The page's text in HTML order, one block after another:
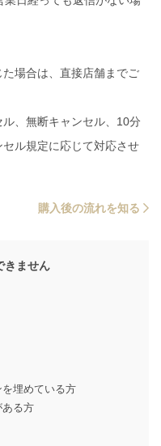
た場合は、直接店舗までご
ル、無断キャンセル、10分
ル規定に応じて対応させ
購入後の流れを知る
きません
を埋めている方
ある方